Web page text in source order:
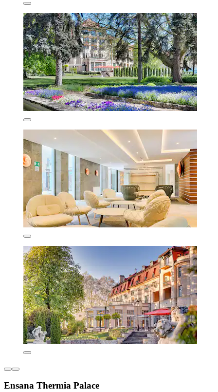
Ensana Thermia Palace